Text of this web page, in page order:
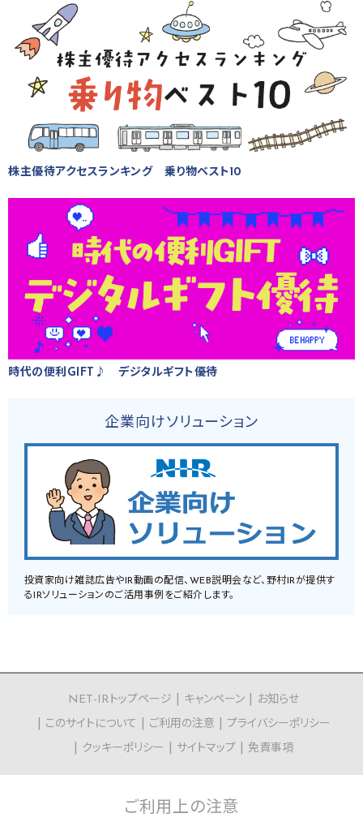
株主優待アクセスランキング 乗り物ベスト10
時代の便利GIFT♪ デジタルギフト優待
企業向けソリューション
投資家向け雑誌広告やIR動画の配信、WEB説明会など、野村IRが提供す
るIRソリューションのご活用事例をご紹介します。
NET-IRトップページ キャンペーン
お知らせ
このサイトについて
ご利用の注意
プライバシーポリシー
クッキーポリシー
サイトマップ 免責事項
ご利用上の注意